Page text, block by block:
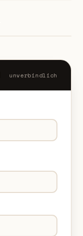
unverbindlich